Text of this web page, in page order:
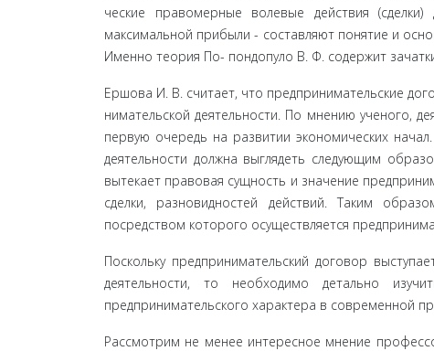
ческие правомерные волевые действия
максимальной прибыли - составляют понятие и
Именно теория По- пондопуло В. Ф. содержит
Ершова И. В. считает, что предпринимательские
нимательской деятельности. По мнению ученого,
первую очередь на развитии экономических
деятельности должна выглядеть следующим
вытекает правовая сущ­ность и значение
сделки, разновидностей дей­ствий. Таким
посредством которого осуществляется
Поскольку предпринимательский договор
деятельности, то необходимо детально
предпринимательского характера в современной
Рассмотрим не менее интересное мнение